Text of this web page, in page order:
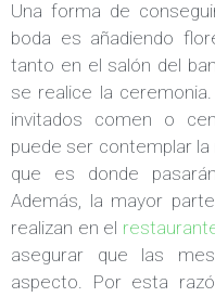
Una forma de
boda es añadiendo
tanto en el salón del
se realice la
invitados comen o
puede ser contemplar
que es donde
Además, la mayor
realizan en el
asegurar que las
aspecto. Por esta